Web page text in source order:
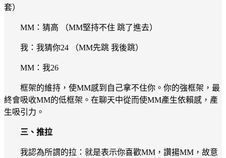
套）
MM：猜高 （MM堅持不住 跳了進去）
我：我猜你24 （MM先跳 我後跳）
MM：我26
框架的維持，使MM感到自己拿不住你。你的強框架，最
終會吸收MM的低框架。在聊天中從而使MM產生依賴感，產
生吸引力。
三、推拉
我認為所謂的拉：就是表示你喜歡MM，讚揚MM，故意